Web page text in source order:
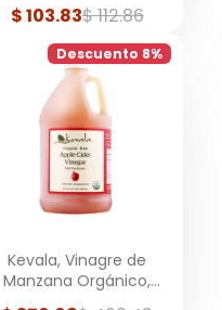
Precio
venta
$ 103.83Precio
regular
$ 112.86
Descuento 8%
Kevala, Vinagre de
Manzana Orgánico,
Medio Galón, 1.89 Litros